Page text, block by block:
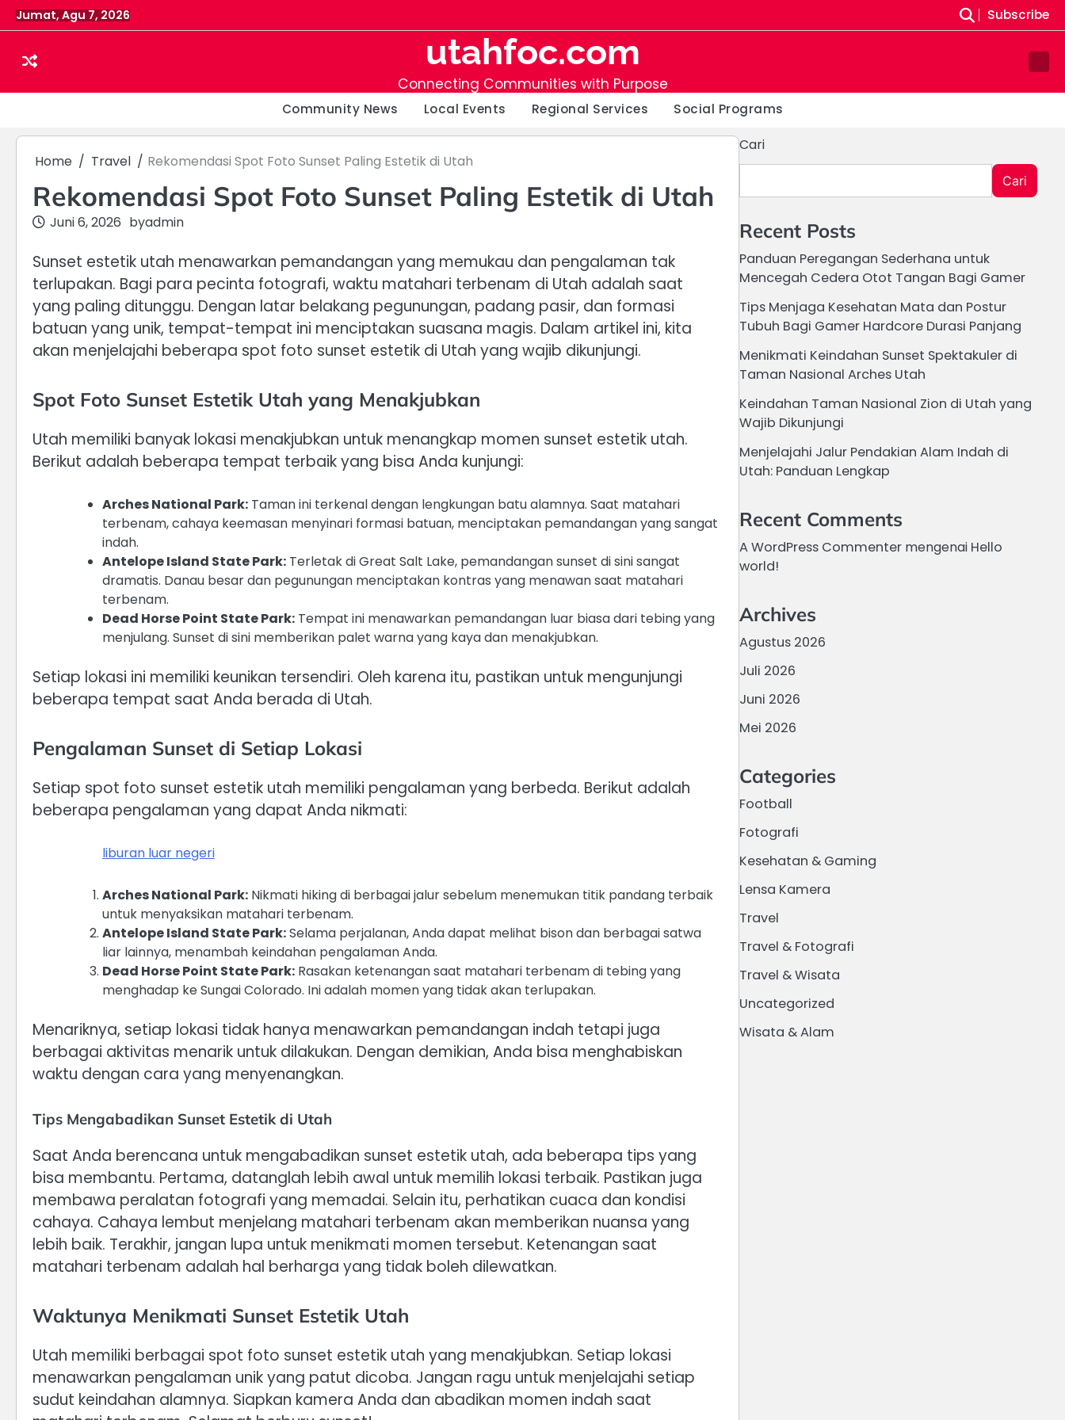
Skip
to
Jumat, Agu 7, 2026 Subscribe
utahfoc.com
Connecting Communities with Purpose
Community News
Local Events Regional Services Social Programs
Home Travel Rekomendasi Spot Foto Sunset Paling Estetik di Utah
Rekomendasi Spot Foto Sunset Paling Estetik di Utah
Juni 6, 2026 byadmin
Sunset estetik utah menawarkan pemandangan yang memukau dan pengalaman tak
terlupakan. Bagi para pecinta fotografi, waktu matahari terbenam di Utah adalah saat
yang paling ditunggu. Dengan latar belakang pegunungan, padang pasir, dan formasi
batuan yang unik, tempat-tempat ini menciptakan suasana magis. Dalam artikel ini, kita
akan menjelajahi beberapa spot foto sunset estetik di Utah yang wajib dikunjungi.
Spot Foto Sunset Estetik Utah yang Menakjubkan
Utah memiliki banyak lokasi menakjubkan untuk menangkap momen sunset estetik utah.
Berikut adalah beberapa tempat terbaik yang bisa Anda kunjungi:
Arches National Park: Taman ini terkenal dengan lengkungan batu alamnya. Saat matahari
terbenam, cahaya keemasan menyinari formasi batuan, menciptakan pemandangan yang sangat
indah.
Antelope Island State Park: Terletak di Great Salt Lake, pemandangan sunset di sini sangat
dramatis. Danau besar dan pegunungan menciptakan kontras yang menawan saat matahari
terbenam.
Dead Horse Point State Park: Tempat ini menawarkan pemandangan luar biasa dari tebing yang
menjulang. Sunset di sini memberikan palet warna yang kaya dan menakjubkan.
Setiap lokasi ini memiliki keunikan tersendiri. Oleh karena itu, pastikan untuk mengunjungi
beberapa tempat saat Anda berada di Utah.
Pengalaman Sunset di Setiap Lokasi
Setiap spot foto sunset estetik utah memiliki pengalaman yang berbeda. Berikut adalah
beberapa pengalaman yang dapat Anda nikmati:
liburan luar negeri
Arches National Park: Nikmati hiking di berbagai jalur sebelum menemukan titik pandang terbaik
untuk menyaksikan matahari terbenam.
Antelope Island State Park:Selama perjalanan, Anda dapat melihat bison dan berbagai satwa
liar lainnya, menambah keindahan pengalaman Anda.
Dead Horse Point State Park: Rasakan ketenangan saat matahari terbenam di tebing yang
menghadap ke Sungai Colorado. Ini adalah momen yang tidak akan terlupakan.
Menariknya, setiap lokasi tidak hanya menawarkan pemandangan indah tetapi juga
berbagai aktivitas menarik untuk dilakukan. Dengan demikian, Anda bisa menghabiskan
waktu dengan cara yang menyenangkan.
Tips Mengabadikan Sunset Estetik di Utah
Saat Anda berencana untuk mengabadikan sunset estetik utah, ada beberapa tips yang
bisa membantu. Pertama, datanglah lebih awal untuk memilih lokasi terbaik. Pastikan juga
membawa peralatan fotografi yang memadai. Selain itu, perhatikan cuaca dan kondisi
cahaya. Cahaya lembut menjelang matahari terbenam akan memberikan nuansa yang
lebih baik. Terakhir, jangan lupa untuk menikmati momen tersebut. Ketenangan saat
matahari terbenam adalah hal berharga yang tidak boleh dilewatkan.
Waktunya Menikmati Sunset Estetik Utah
Utah memiliki berbagai spot foto sunset estetik utah yang menakjubkan. Setiap lokasi
menawarkan pengalaman unik yang patut dicoba. Jangan ragu untuk menjelajahi setiap
sudut keindahan alamnya. Siapkan kamera Anda dan abadikan momen indah saat
Cari
Cari
Recent Posts
Panduan Peregangan Sederhana untuk
Mencegah Cedera Otot Tangan Bagi Gamer
Tips Menjaga Kesehatan Mata dan Postur
Tubuh Bagi Gamer Hardcore Durasi Panjang
Menikmati Keindahan Sunset Spektakuler di
Taman Nasional Arches Utah
Keindahan Taman Nasional Zion di Utah yang
Wajib Dikunjungi
Menjelajahi Jalur Pendakian Alam Indah di
Utah: Panduan Lengkap
Recent Comments
A WordPress Commentermengenai Hello
world!
Archives
Agustus 2026
Juli 2026
Juni 2026
Mei 2026
Categories
Football
Fotografi
Kesehatan & Gaming
Lensa Kamera
Travel
Travel & Fotografi
Travel & Wisata
Uncategorized
Wisata & Alam